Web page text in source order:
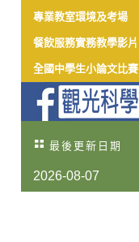
專業教室環境及考場
餐飲服務實務教學影片
全國中學生小論文比賽
最後更新日期
2026-08-07